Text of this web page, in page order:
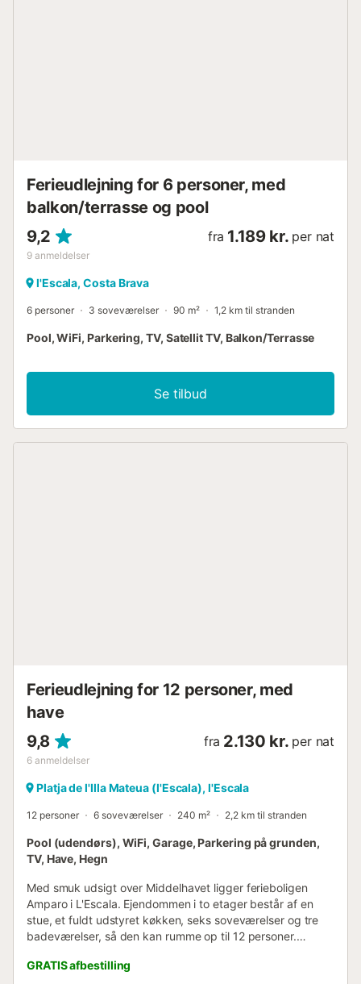
Ferieudlejning for 6 personer, med
balkon/terrasse og pool
9,2
9 anmeldelser
fra 1.189 kr. per nat
l'Escala, Costa Brava
6 personer 3 soveværelser 90 m² 1,2 km til stranden
Pool, WiFi, Parkering, TV, Satellit TV, Balkon/Terrasse
Se tilbud
Ferieudlejning for 12 personer, med
have
9,8
6 anmeldelser
fra 2.130 kr. per nat
Platja de l'Illa Mateua (l'Escala), l'Escala
12 personer 6 soveværelser 240 m² 2,2 km til stranden
Pool (udendørs), WiFi, Garage, Parkering på grunden,
TV, Have, Hegn
Med smuk udsigt over Middelhavet ligger ferieboligen
Amparo i L'Escala. Ejendommen i to etager består af en
stue, et fuldt udstyret køkken, seks soveværelser og tre
badeværelser, så den kan rumme op til 12 personer.
og en vaskemaskine. Denne ejendom tilbyder et privat
GRATIS afbestilling